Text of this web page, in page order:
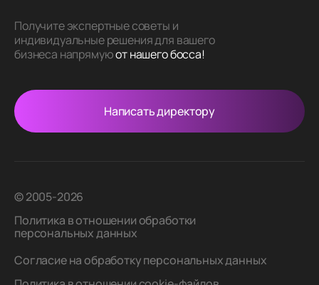
Получите экспертные советы и
индивидуальные решения для вашего
бизнеса напрямуюот нашего босса!
Написать директору
© 2005-2026
Политика в отношении обработки
персональных данных
Согласие на обработку персональных данных